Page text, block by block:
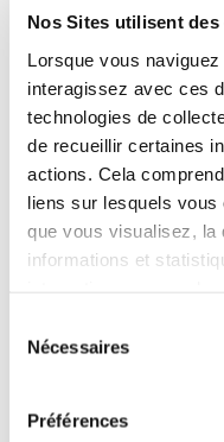
Nos Sites utilisent des
Lorsque vous
interagissez avec ces
technologies de
de recueillir certaines
actions. Cela
liens sur lesquels
que vous visualisez, la
informations et
certaines pages, le
connexion. Ces
technologies
biais de services de
Nécessaires
Préférences